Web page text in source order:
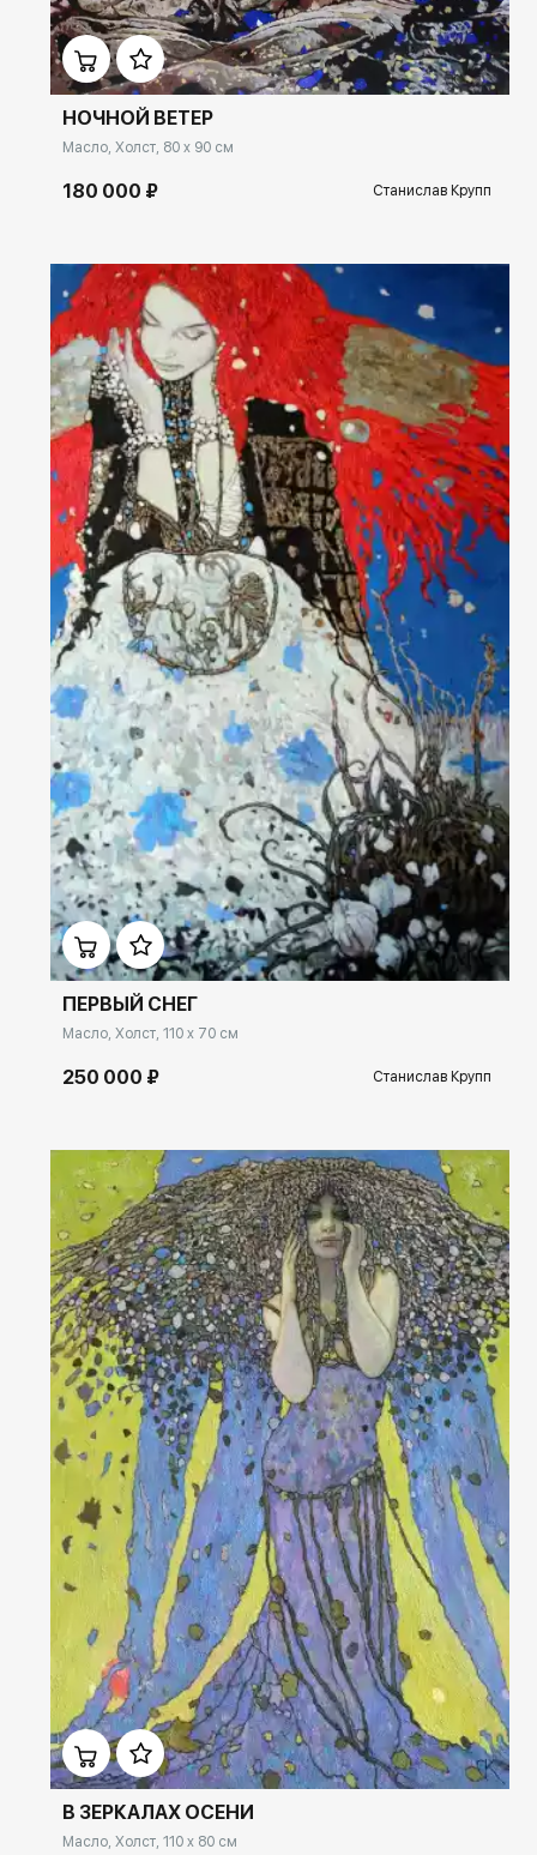
Домен: ekb.rakovgallery.ru
НОЧНОЙ ВЕТЕР
Масло, Холст, 80 x 90 см
180 000 ₽ Станислав Крупп
Домен: ekb.rakovgallery.ru
ПЕРВЫЙ СНЕГ
Масло, Холст, 110 x 70 см
250 000 ₽ Станислав Крупп
Домен: ekb.rakovgallery.ru
В ЗЕРКАЛАХ ОСЕНИ
Масло, Холст, 110 x 80 см